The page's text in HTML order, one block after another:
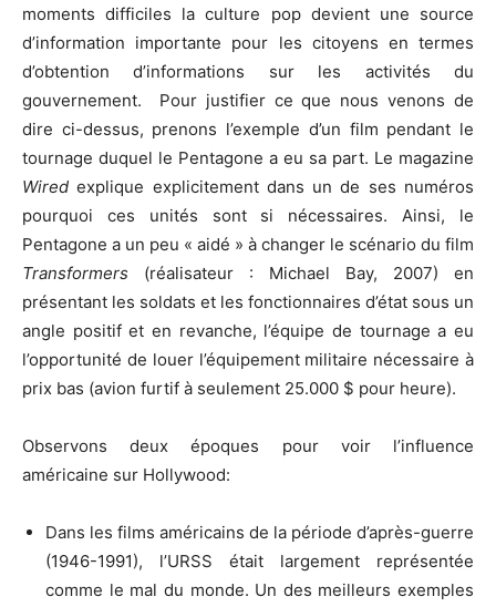
moments difficiles la culture pop devient une source
d’information importante pour les citoyens en termes
d’obtention d’informations sur les activités du
gouvernement. Pour justifier ce que nous venons de
dire ci-dessus, prenons l’exemple d’un film pendant le
tournage duquel le Pentagone a eu sa part. Le magazine
Wired explique explicitement dans un de ses numéros
pourquoi ces unités sont si nécessaires. Ainsi, le
Pentagone a un peu « aidé » à changer le scénario du film
Transformers (réalisateur : Michael Bay, 2007) en
présentant les soldats et les fonctionnaires d’état sous un
angle positif et en revanche, l’équipe de tournage a eu
l’opportunité de louer l’équipement militaire nécessaire à
prix bas (avion furtif à seulement 25.000 $ pour heure).
Observons deux époques pour voir l’influence
américaine sur Hollywood:
Dans les films américains de la période d’après-guerre
(1946-1991), l’URSS était largement représentée
comme le mal du monde. Un des meilleurs exemples